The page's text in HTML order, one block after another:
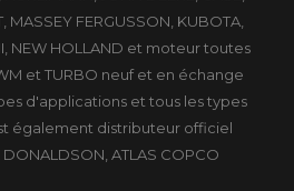
MASSEY FERGUSSON, KUBOTA,
NEW HOLLAND et moteur toutes
et TURBO neuf et en échange
d'applications et tous les types
également distributeur officiel
DONALDSON, ATLAS COPCO